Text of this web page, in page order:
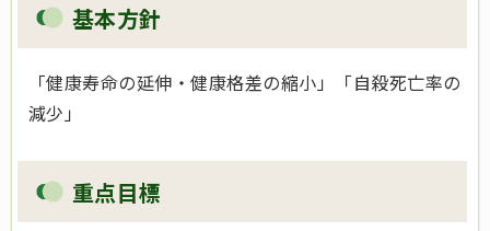
基本方針
「健康寿命の延伸・健康格差の縮小」「自殺死亡率の
減少」
重点目標